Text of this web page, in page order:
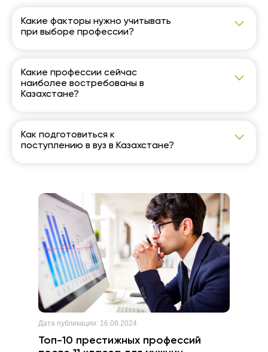
Какие факторы нужно учитывать
при выборе профессии?
востребованность и перспективы профессии на
рынке труда.
Какие профессии сейчас
наиболее востребованы в
Казахстане?
кибербезопасности, аналитик данных,
киберюрист, front-end разработчик и трейдер.
Как подготовиться к
поступлению в вуз в Казахстане?
индивидуальную программу и составить график
обучения.
Дата публикации: 16.08.2024
Топ-10 престижных профессий